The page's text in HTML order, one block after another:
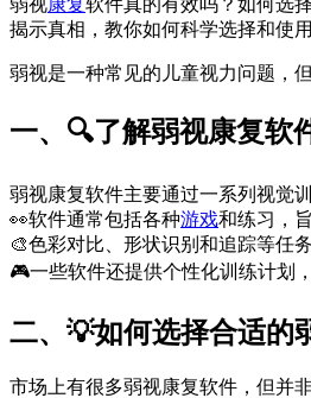
揭示真相，教你如何科学选择和使
弱视是一种常见的儿童视力问题，
一、🔍了解弱视康复软
弱视康复软件主要通过一系列视觉
👀软件通常包括各种游戏和练习，
🎨色彩对比、形状识别和追踪等任
🎮一些软件还提供个性化训练计划
二、💡如何选择合适的
市场上有很多弱视康复软件，但并